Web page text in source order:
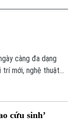
càng đa dạng
trí mới, nghệ thuật
trong cách dàn
cứu sinh’